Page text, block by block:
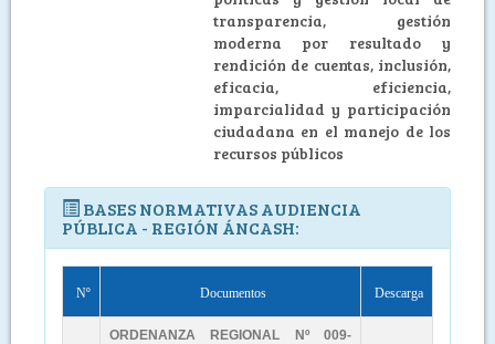
transparencia, gestión
moderna por resultado y
rendición de cuentas, inclusión,
eficacia, eficiencia,
imparcialidad y participación
ciudadana en el manejo de los
recursos públicos
BASES NORMATIVAS AUDIENCIA
PÚBLICA - REGIÓN ÁNCASH:
Nº Documentos Descarga
ORDENANZA REGIONAL Nº 009-